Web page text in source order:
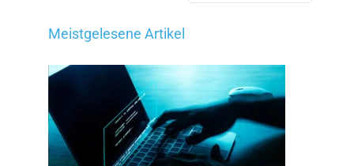
Meistgelesene Artikel